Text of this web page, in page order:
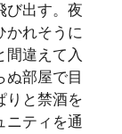
び出す。夜
かれそうに
間違えて入
ぬ部屋で目
りと禁酒を
ニティを通